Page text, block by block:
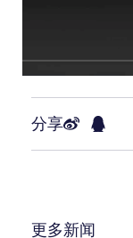
分享
更多新闻